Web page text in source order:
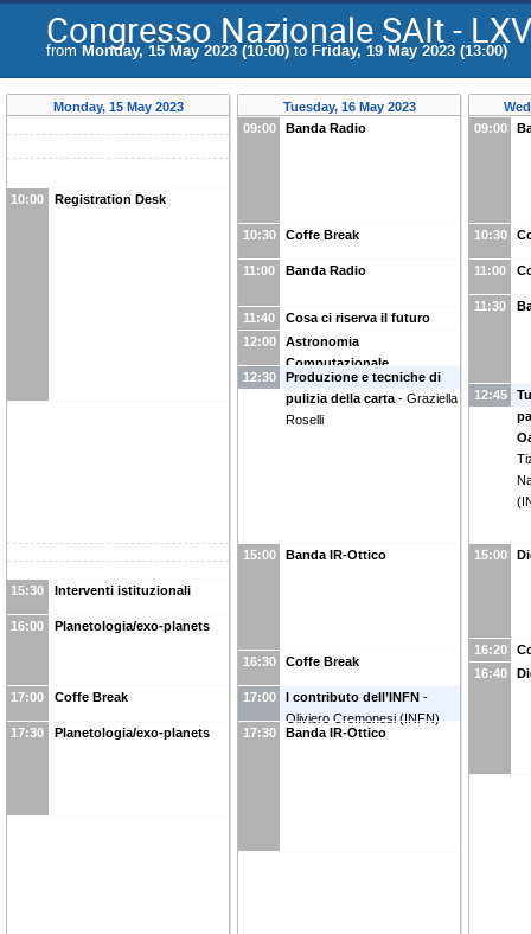
Congresso Nazionale SAIt -
from Monday, 15 May 2023 (10:00) to Friday, 19 May 2023 (13:00)
Monday, 15 May 2023
10:00 Registration Desk
15:30 Interventi istituzionali
16:00 Planetologia/exo-planets
17:00 Coffe Break
17:30 Planetologia/exo-planets
Tuesday, 16 May 2023
09:00
Banda Radio
10:30 Coffe Break
11:00 Banda Radio
11:40
Cosa ci riserva il futuro
12:00
Astronomia
Computazionale
12:30
Produzione e tecniche di
pulizia della carta - Graziella
Roselli
15:00 Banda IR-Ottico
16:30 Coffe Break
17:00 l contributo dell’INFN -
Oliviero Cremonesi (INFN)
17:30
Banda IR-Ottico
09:00
10:30
11:00
11:30
12:45
15:00
16:20
16:40